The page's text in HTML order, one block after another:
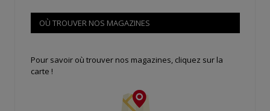
OÙ TROUVER NOS MAGAZINES
Pour savoir où trouver nos magazines, cliquez sur la
carte !